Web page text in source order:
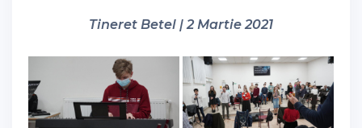
Tineret Betel | 2 Martie 2021